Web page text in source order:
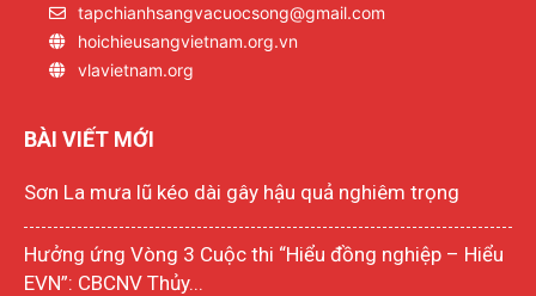
tapchianhsangvacuocsong@gmail.com
hoichieusangvietnam.org.vn
vlavietnam.org
BÀI VIẾT MỚI
Sơn La mưa lũ kéo dài gây hậu quả nghiêm trọng
Hưởng ứng Vòng 3 Cuộc thi “Hiểu đồng nghiệp – Hiểu
EVN”: CBCNV Thủy...